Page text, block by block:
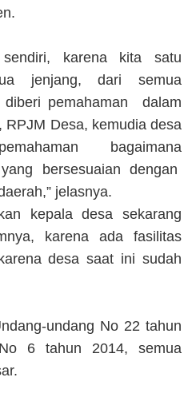
karena kita satu
jenjang, dari semua
diberi pemahaman dalam
RPJM Desa, kemudia desa
bagaimana
bersesuaian dengan
jelasnya.
kepala desa sekarang
karena ada fasilitas
desa saat ini sudah
undang No 22 tahun
6 tahun 2014, semua